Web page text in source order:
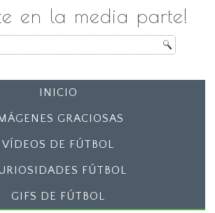
en la media parte!
INICIO
GRACIOSAS
VÍDEOS DE FÚTBOL
FÚTBOL
GIFS DE FÚTBOL